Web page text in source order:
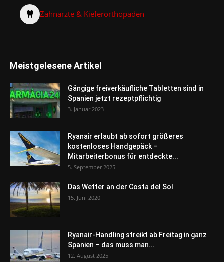
Zahnärzte & Kieferorthopäden
Meistgelesene Artikel
Gängige freiverkäufliche Tabletten sind in
Spanien jetzt rezeptpflichtig
3. Januar 2023
Ryanair erlaubt ab sofort größeres
kostenloses Handgepäck –
Mitarbeiterbonus für entdeckte...
5. September 2025
Das Wetter an der Costa del Sol
15. Juni 2020
Ryanair-Handling streikt ab Freitag in ganz
Spanien – das muss man...
12. August 2025